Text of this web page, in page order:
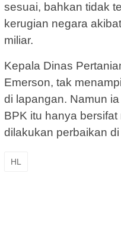
sesuai, bahkan tidak
kerugian negara
miliar.
Kepala Dinas
Emerson, tak
di lapangan. Namun
BPK itu hanya
dilakukan perbaikan
HL